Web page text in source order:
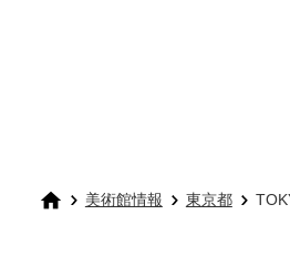
美術館情報 東京都